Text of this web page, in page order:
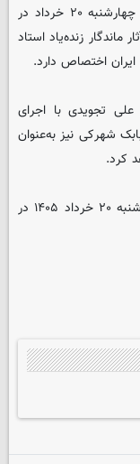
رحیمیان و خوانندگی علیرضا فریدون‌پور شامگاه چهارشنبه ۲۰ خرداد در
ماندگار زنده‌یاد استاد
اختصاص دارد.
علی تجویدی با اجرای
شهرکی نیز به‌عنوان
کرد.
کنسرت «از دیارِ نغمه‌خوانی» ساعت ۲۱:۳۰ چهارشنبه ۲۰ خرداد ۱۴۰۵ در